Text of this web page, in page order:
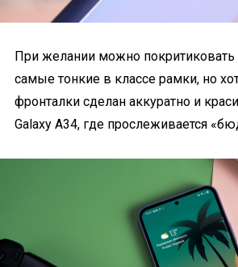
При желании можно покритиковать
самые тонкие в классе рамки, но
фронталки сделан аккуратно и
Galaxy A34, где прослеживается